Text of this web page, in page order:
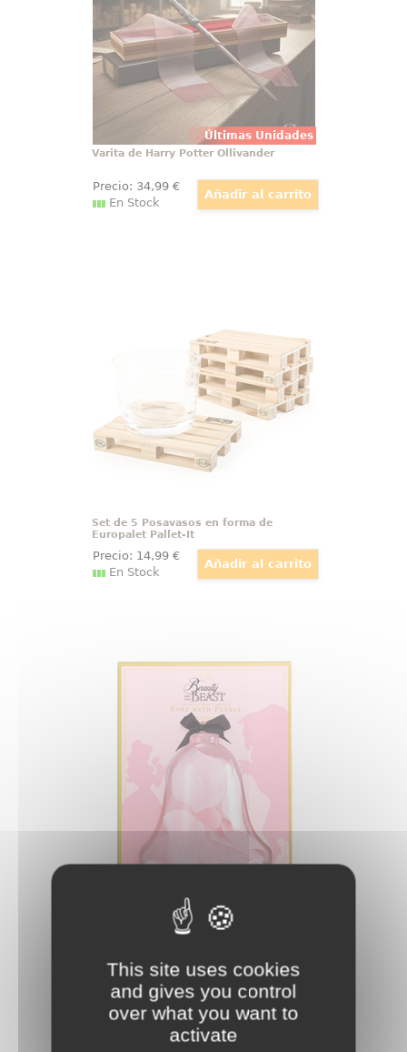
Últimas Unidades
desde el primer vistazo. Esta
réplica de Harry Potter a escala
1:1 reúne acabado cuidado
Varita de Harry Potter Ollivander
Precio: 34,99€
En Stock
Set de 5 posavasos en forma de
Europalets en miniatura, ideales
para todo tipo de vasos y bebidas
(frías y calientes).
Set de 5 Posavasos en forma de
Europalet Pallet-It
Precio: 14,99€
En Stock
Pétalos de Baño La Bella y la Bestia
Pétalos de Baño La Bella y la
Bestia basado en el clásico de
Disney. Ahora podrás tomar un
baño relajante como una Princesa
Disney con estos pétalos con olor
a rosa, sólo tienes que dejar caer
unos pocos para tener un
agradable aroma a rosa.
Baraja de 54 Naipes Hogwarts
This site uses cookies
and gives you control
over what you want to
activate